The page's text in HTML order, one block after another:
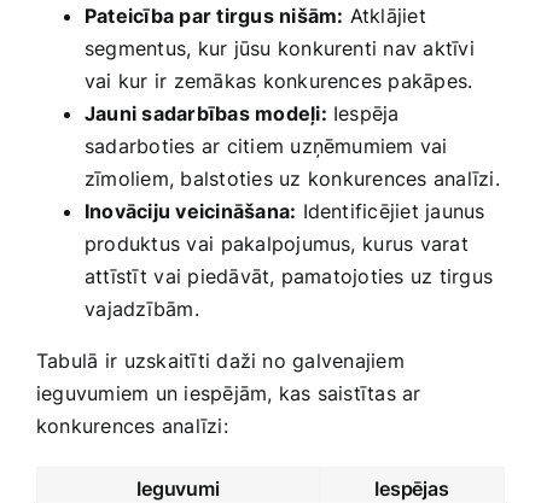
Pateicība par tirgus nišām: Atklājiet
segmentus, kur jūsu konkurenti nav ‍aktīvi
vai kur ir‍ zemākas​ konkurences pakāpes.
Jauni ‍sadarbības​ modeļi: Iespēja
sadarboties ar‍ citiem uzņēmumiem vai
zīmoliem, balstoties uz⁣ konkurences analīzi.
Inovāciju veicināšana: Identificējiet jaunus‍
produktus vai⁢ pakalpojumus,⁢ kurus varat ​
attīstīt ⁣vai piedāvāt, pamatojoties uz tirgus
⁣vajadzībām.
Tabulā ⁢ir ‍uzskaitīti daži no galvenajiem
ieguvumiem‌ un iespējām, kas saistītas ar
konkurences ‍analīzi:
Ieguvumi Iespējas